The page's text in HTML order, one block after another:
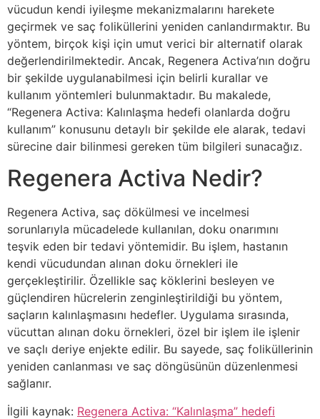
vücudun kendi iyileşme mekanizmalarını harekete
geçirmek ve saç foliküllerini yeniden canlandırmaktır. Bu
yöntem, birçok kişi için umut verici bir alternatif olarak
değerlendirilmektedir. Ancak, Regenera Activa’nın doğru
bir şekilde uygulanabilmesi için belirli kurallar ve
kullanım yöntemleri bulunmaktadır. Bu makalede,
“Regenera Activa: Kalınlaşma hedefi olanlarda doğru
kullanım” konusunu detaylı bir şekilde ele alarak, tedavi
sürecine dair bilinmesi gereken tüm bilgileri sunacağız.
Regenera Activa Nedir?
Regenera Activa, saç dökülmesi ve incelmesi
sorunlarıyla mücadelede kullanılan, doku onarımını
teşvik eden bir tedavi yöntemidir. Bu işlem, hastanın
kendi vücudundan alınan doku örnekleri ile
gerçekleştirilir. Özellikle saç köklerini besleyen ve
güçlendiren hücrelerin zenginleştirildiği bu yöntem,
saçların kalınlaşmasını hedefler. Uygulama sırasında,
vücuttan alınan doku örnekleri, özel bir işlem ile işlenir
ve saçlı deriye enjekte edilir. Bu sayede, saç foliküllerinin
yeniden canlanması ve saç döngüsünün düzenlenmesi
sağlanır.
İlgili kaynak: Regenera Activa: “Kalınlaşma” hedefi